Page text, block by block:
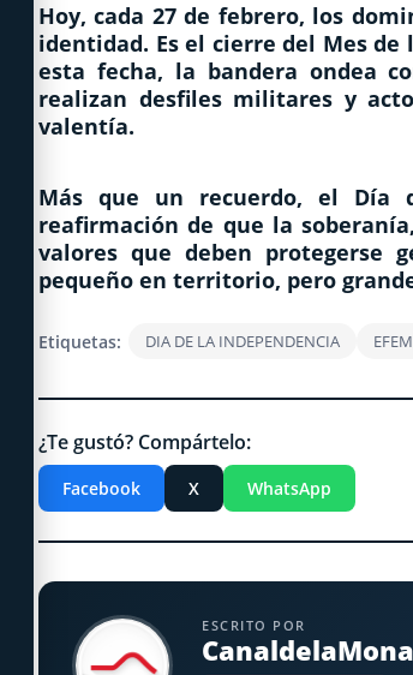
Hoy, cada 27 de febrero, los
identidad. Es el cierre del Mes de
esta fecha, la bandera ondea
realizan desfiles militares y
valentía.
Más que un recuerdo, el Día
reafirmación de que la
valores que deben protegerse
pequeño en territorio, pero
Etiquetas: DIA DE LA INDEPENDENCIA
¿Te gustó? Compártelo:
Facebook X WhatsApp
ESCRITO POR
CanaldelaMona